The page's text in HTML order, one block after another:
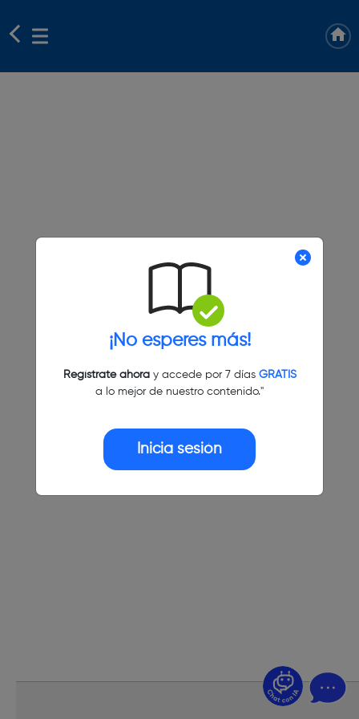
¡No esperes más!
Regístrate ahoray accede por 7 días GRATIS
a lo mejor de nuestro contenido."
Inicia sesión